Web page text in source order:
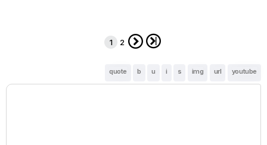
1 2  
quote b u i s img url youtube